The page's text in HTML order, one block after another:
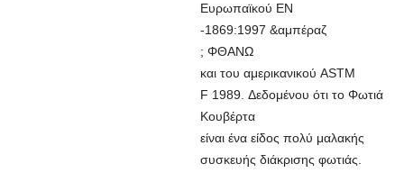
Ευρωπαϊκού EN
-1869:1997 &αμπέραζ
; ΦΘΑΝΩ
και του αμερικανικού ASTM
F 1989. Δεδομένου ότι το Φωτιά
Κουβέρτα
είναι ένα είδος πολύ μαλακής
συσκευής διάκρισης φωτιάς.